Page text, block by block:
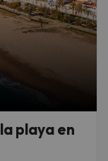
playa en